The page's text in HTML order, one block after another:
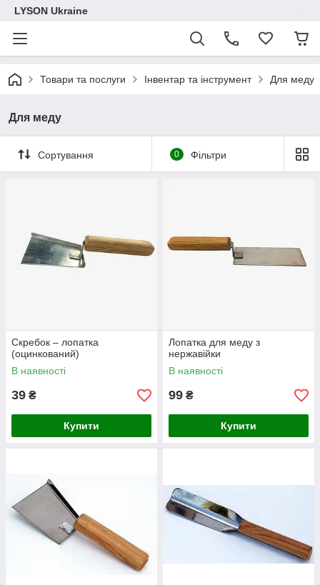
LYSON Ukraine
Товари та послуги Інвентар та інструмент Для меду
Для меду
Сортування 0 Фільтри
Скребок – лопатка
(оцинкований)
В наявності
39 ₴
Купити
Лопатка для меду з
нержавійки
В наявності
99 ₴
Купити